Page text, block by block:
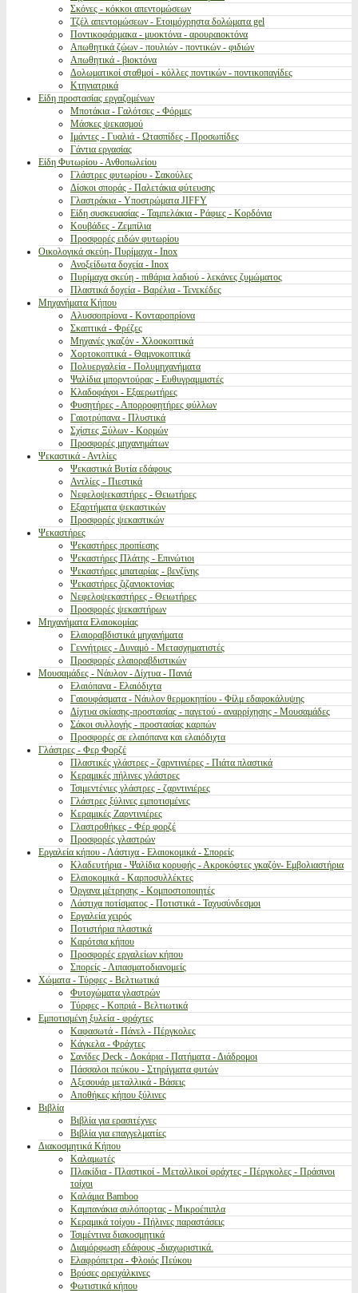
Σκόνες - κόκκοι απεντομώσεων
Τζέλ απεντομώσεων - Ετοιμόχρηστα δολώματα gel
Ποντικοφάρμακα - μυοκτόνα - αρουραιοκτόνα
Απωθητικά ζώων - πουλιών - ποντικών - φιδιών
Απωθητικά - βιοκτόνα
Δολωματικοί σταθμοί - κόλλες ποντικών - ποντικοπαγίδες
Κτηνιατρικά
Είδη προστασίας εργαζομένων
Μποτάκια - Γαλότσες - Φόρμες
Μάσκες ψεκασμού
Ιμάντες - Γυαλιά - Ωτασπίδες - Προσωπίδες
Γάντια εργασίας
Είδη Φυτωρίου - Ανθοπωλείου
Γλάστρες φυτωρίου - Σακούλες
Δίσκοι σποράς - Παλετάκια φύτευσης
Γλαστράκια - Υποστρώματα JIFFY
Είδη συσκευασίας - Ταμπελάκια - Ράφιες - Κορδόνια
Κουβάδες - Ζεμπίλια
Προσφορές ειδών φυτωρίου
Οικολογικά σκεύη- Πυρίμαχα - Inox
Ανοξείδωτα δοχεία - Inox
Πυρίμαχα σκεύη - πιθάρια λαδιού - λεκάνες ζυμώματος
Πλαστικά δοχεία - Βαρέλια - Τενεκέδες
Μηχανήματα Κήπου
Αλυσσοπρίονα - Κονταροπρίονα
Σκαπτικά - Φρέζες
Μηχανές γκαζόν - Χλοοκοπτικά
Χορτοκοπτικά - Θαμνοκοπτικά
Πολυεργαλεία - Πολυμηχανήματα
Ψαλίδια μπορντούρας - Ευθυγραμμιστές
Κλαδοφάγοι - Εξαερωτήρες
Φυσητήρες - Απορροφητήρες φύλλων
Γαιοτρύπανα - Πλυστικά
Σχίστες Ξύλων - Κορμών
Προσφορές μηχανημάτων
Ψεκαστικά - Αντλίες
Ψεκαστικά Βυτία εδάφους
Αντλίες - Πιεστικά
Νεφελοψεκαστήρες - Θειωτήρες
Εξαρτήματα ψεκαστικών
Προσφορές ψεκαστικών
Ψεκαστήρες
Ψεκαστήρες προπίεσης
Ψεκαστήρες Πλάτης - Επινώτιοι
Ψεκαστήρες μπαταρίας - βενζίνης
Ψεκαστήρες ζιζανιοκτονίας
Νεφελοψεκαστήρες - Θειωτήρες
Προσφορές ψεκαστήρων
Μηχανήματα Ελαιοκομίας
Ελαιοραβδιστικά μηχανήματα
Γεννήτριες - Δυναμό - Μετασχηματιστές
Προσφορές ελαιοραβδιστικών
Μουσαμάδες - Νάυλον - Δίχτυα - Πανιά
Ελαιόπανα - Ελαιόδιχτα
Γαιουφάσματα - Νάυλον θερμοκηπίου - Φίλμ εδαφοκάλυψης
Δίχτυα σκίασης-προστασίας - παγετού - αναρρίχησης - Μουσαμάδες
Σάκοι συλλογής - προστασίας καρπών
Προσφορές σε ελαιόπανα και ελαιόδιχτα
Γλάστρες - Φερ Φορζέ
Πλαστικές γλάστρες - ζαρντινιέρες - Πιάτα πλαστικά
Κεραμικές πήλινες γλάστρες
Τσιμεντένιες γλάστρες - ζαρντινιέρες
Γλάστρες ξύλινες εμποτισμένες
Κεραμικές Ζαρντινιέρες
Γλαστροθήκες - Φέρ φορζέ
Προσφορές γλαστρών
Εργαλεία κήπου - Λάστιχα - Ελαιοκομικά - Σπορείς
Κλαδευτήρια - Ψαλίδια κορυφής - Ακροκόφτες γκαζόν- Εμβολιαστήρια
Ελαιοκομικά - Καρποσυλλέκτες
Όργανα μέτρησης - Κομποστοποιητές
Λάστιχα ποτίσματος - Ποτιστικά - Ταχυσύνδεσμοι
Εργαλεία χειρός
Ποτιστήρια πλαστικά
Καρότσια κήπου
Προσφορές εργαλείων κήπου
Σπορείς - Λιπασματοδιανομείς
Χώματα - Τύρφες - Βελτιωτικά
Φυτοχώματα γλαστρών
Τύρφες - Κοπριά - Βελτιωτικά
Εμποτισμένη ξυλεία - φράχτες
Καφασωτά - Πάνελ - Πέργκολες
Κάγκελα - Φράχτες
Σανίδες Deck - Δοκάρια - Πατήματα - Διάδρομοι
Πάσσαλοι πεύκου - Στηρίγματα φυτών
Αξεσουάρ μεταλλικά - Βάσεις
Αποθήκες κήπου ξύλινες
Βιβλία
Βιβλία για ερασιτέχνες
Βιβλία για επαγγελματίες
Διακοσμητικά Κήπου
Καλαμωτές
Πλακίδια - Πλαστικοί - Μεταλλικοί φράχτες - Πέργκολες - Πράσινοι
τοίχοι
Καλάμια Bamboo
Καμπανάκια αυλόπορτας - Μικροέπιπλα
Κεραμικά τοίχου - Πήλινες παραστάσεις
Τσιμέντινα διακοσμητικά
Διαμόρφωση εδάφους -διαχωριστικά.
Ελαφρόπετρα - Φλοιός Πεύκου
Βρύσες ορειχάλκινες
Φωτιστικά κήπου